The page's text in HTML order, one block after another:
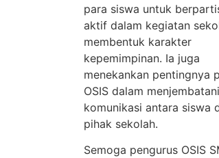
para siswa untuk
aktif dalam kegiatan
membentuk karakter
kepemimpinan. Ia juga
menekankan pentingnya
OSIS dalam menjembatani
komunikasi antara siswa
pihak sekolah.
Semoga pengurus OSIS